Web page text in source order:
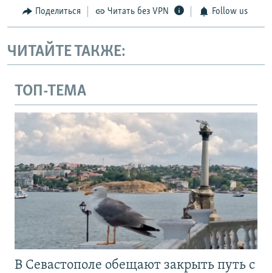
Поделиться Читать без VPN Follow us
ЧИТАЙТЕ ТАКЖЕ:
ТОП-ТЕМА
В Севастополе обещают закрыть путь с